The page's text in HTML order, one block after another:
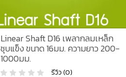
Linear Shaft D16 เพลากลมเหล็ก
ชุบแข็ง ขนาด 16มม. ความยาว 200-
1000มม.
รีวิว (0)